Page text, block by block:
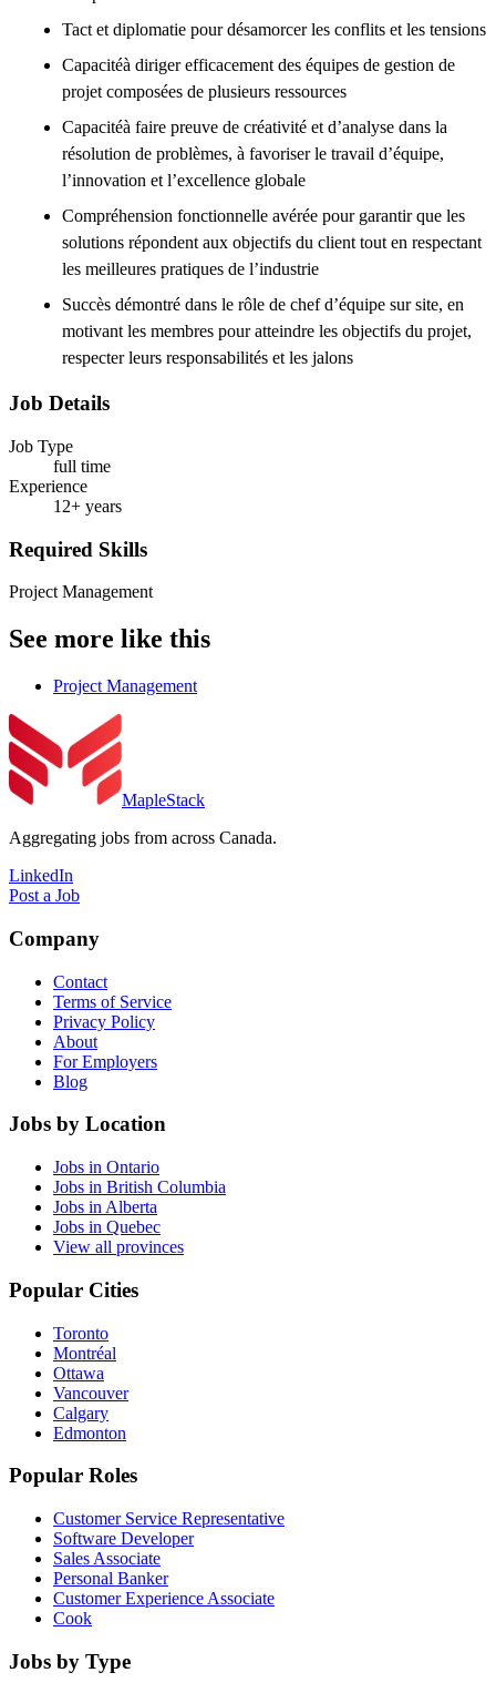
Tact et diplomatie pour désamorcer les conflits et les tensions
Capacitéà diriger efficacement des équipes de gestion de
projet composées de plusieurs ressources
Capacitéà faire preuve de créativité et d’analyse dans la
résolution de problèmes, à favoriser le travail d’équipe,
l’innovation et l’excellence globale
Compréhension fonctionnelle avérée pour garantir que les
solutions répondent aux objectifs du client tout en respectant
les meilleures pratiques de l’industrie
Succès démontré dans le rôle de chef d’équipe sur site, en
motivant les membres pour atteindre les objectifs du projet,
respecter leurs responsabilités et les jalons
Job Details
Job Type
full time
Experience
12+ years
Required Skills
Project Management
See more like this
Project Management
MapleStack
Aggregating jobs from across Canada.
LinkedIn
Post a Job
Company
Contact
Terms of Service
Privacy Policy
About
For Employers
Blog
Jobs by Location
Jobs in Ontario
Jobs in British Columbia
Jobs in Alberta
Jobs in Quebec
View all provinces
Popular Cities
Toronto
Montréal
Ottawa
Vancouver
Calgary
Edmonton
Popular Roles
Customer Service Representative
Software Developer
Sales Associate
Personal Banker
Customer Experience Associate
Cook
Jobs by Type